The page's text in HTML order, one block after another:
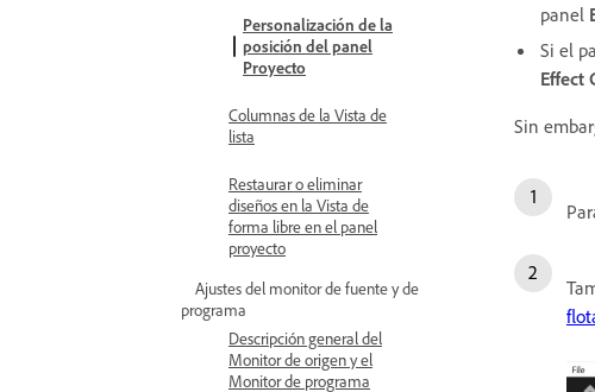
Personalización de la
posición del panel
Proyecto
Columnas de la Vista de
lista
Restaurar o eliminar
diseños en la Vista de
forma libre en el panel
proyecto
Ajustes del monitor de fuente y de
programa
Descripción general del
Monitor de origen y el
Monitor de programa
panel
Si el
Effect
Sin